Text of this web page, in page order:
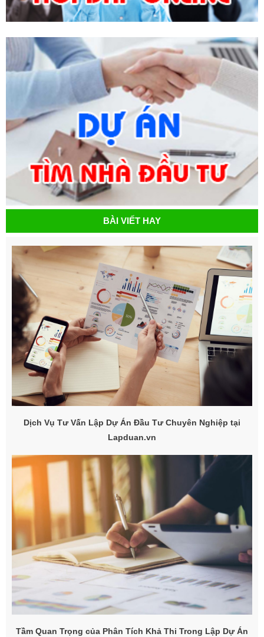
BÀI VIẾT HAY
Dịch Vụ Tư Vấn Lập Dự Án Đầu Tư Chuyên Nghiệp tại
Lapduan.vn
Tầm Quan Trọng của Phân Tích Khả Thi Trong Lập Dự Án